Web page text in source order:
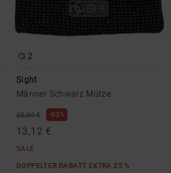
2
Sight
Männer Schwarz Mütze
35,00 € 63%
13,12 €
SALE
DOPPELTER RABATT EXTRA 25 %